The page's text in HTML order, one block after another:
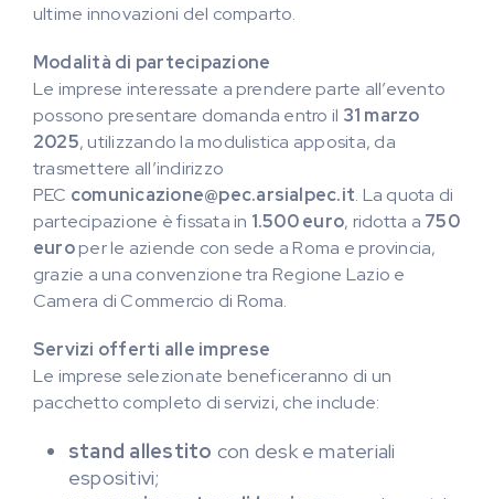
ultime innovazioni del comparto.
Modalità di partecipazione
Le imprese interessate a prendere parte all’evento
possono presentare domanda entro il 31 marzo
2025, utilizzando la modulistica apposita, da
trasmettere all’indirizzo
PEC comunicazione@pec.arsialpec.it. La quota di
partecipazione è fissata in 1.500 euro, ridotta a 750
europer le aziende con sede a Roma e provincia,
grazie a una convenzione tra Regione Lazio e
Camera di Commercio di Roma.
Servizi offerti alle imprese
Le imprese selezionate beneficeranno di un
pacchetto completo di servizi, che include:
stand allestito con desk e materiali
espositivi;